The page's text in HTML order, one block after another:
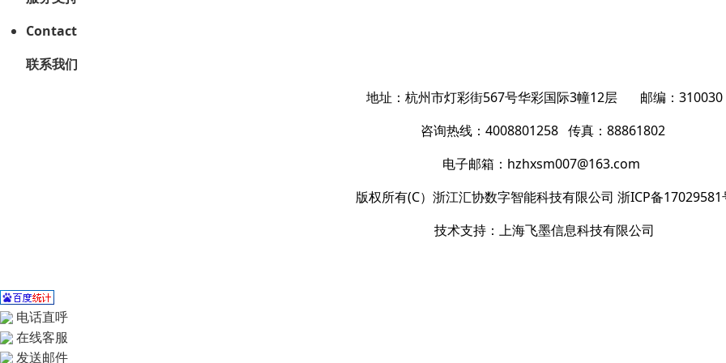
Contact
联系我们
地址： 杭州市灯彩街567号华彩国际3幢12层
邮编：310030
咨询热线： 4008801258 传真：88861802
电子邮箱 ：hzhxsm007@163.com
版权所有(C） 浙江汇协数字智能科技有限公司 浙ICP备17029581
技术支持： 上海飞墨信息科技有限公司
电话直呼
在线客服
发送邮件